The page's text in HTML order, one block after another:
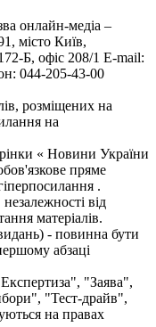
онлайн-медіа –
місто Київ,
Б, офіс 208/1 E-mail:
044-205-43-00
розміщених на
на
« Новини України
пряме
.
від
матеріалів.
- повинна бути
абзаці
"Заява",
"Тест-драйв",
на правах